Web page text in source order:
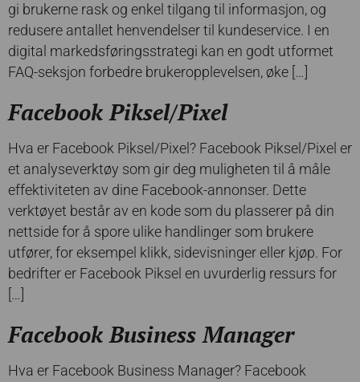
gi brukerne rask og enkel tilgang til informasjon, og
redusere antallet henvendelser til kundeservice. I en
digital markedsføringsstrategi kan en godt utformet
FAQ-seksjon forbedre brukeropplevelsen, øke […]
Facebook Piksel/Pixel
Hva er Facebook Piksel/Pixel? Facebook Piksel/Pixel er
et analyseverktøy som gir deg muligheten til å måle
effektiviteten av dine Facebook-annonser. Dette
verktøyet består av en kode som du plasserer på din
nettside for å spore ulike handlinger som brukere
utfører, for eksempel klikk, sidevisninger eller kjøp. For
bedrifter er Facebook Piksel en uvurderlig ressurs for
[…]
Facebook Business Manager
Hva er Facebook Business Manager? Facebook